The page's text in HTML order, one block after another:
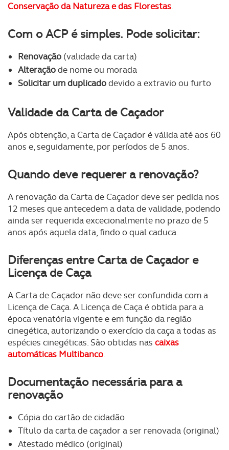
Conservação da Natureza e das Florestas.
Com o ACP é simples. Pode solicitar:
Renovação (validade da carta)
Alteraçãode nome ou morada
Solicitar um duplicadodevido a extravio ou furto
Validade da Carta de Caçador
Após obtenção, a Carta de Caçador é válida até aos 60
anos e, seguidamente, por períodos de 5 anos.
Quando deve requerer a renovação?
A renovação da Carta de Caçador deve ser pedida nos
12 meses que antecedem a data de validade, podendo
ainda ser requerida excecionalmente no prazo de 5
anos após aquela data, findo o qual caduca.
Diferenças entre Carta de Caçador e
Licença de Caça
A Carta de Caçador não deve ser confundida com a
Licença de Caça. A Licença de Caça é obtida para a
época venatória vigente e em função da região
cinegética, autorizando o exercício da caça a todas as
espécies cinegéticas. São obtidas nas caixas
automáticas Multibanco.
Documentação necessária para a
renovação
Cópia do cartão de cidadão
Título da carta de caçador a ser renovada (original)
Atestado médico (original)